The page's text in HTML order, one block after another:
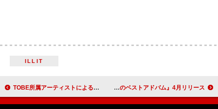
ILLIT
TOBE所属アーティストによる【to HEROes ～TOBE 2nd Super Live～】開催決定 Ado、“全部、勝負曲。”『Adoのベストアドバム』4月リリース